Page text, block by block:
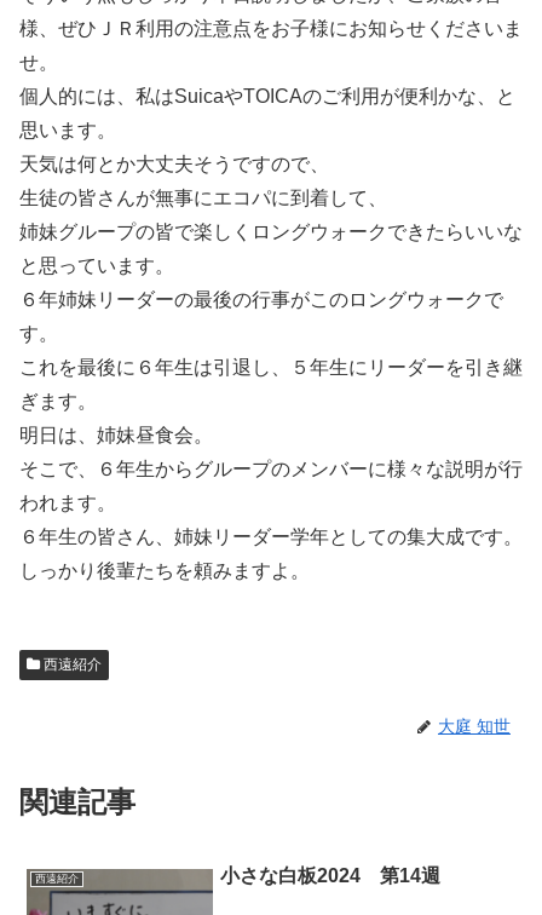
様、ぜひＪＲ利用の注意点をお子様にお知らせくださいま
せ。
個人的には、私はSuicaやTOICAのご利用が便利かな、と
思います。
天気は何とか大丈夫そうですので、
生徒の皆さんが無事にエコパに到着して、
姉妹グループの皆で楽しくロングウォークできたらいいな
と思っています。
６年姉妹リーダーの最後の行事がこのロングウォークで
す。
これを最後に６年生は引退し、５年生にリーダーを引き継
ぎます。
明日は、姉妹昼食会。
そこで、６年生からグループのメンバーに様々な説明が行
われます。
６年生の皆さん、姉妹リーダー学年としての集大成です。
しっかり後輩たちを頼みますよ。
西遠紹介
大庭 知世
関連記事
西遠紹介 小さな白板2024 第14週